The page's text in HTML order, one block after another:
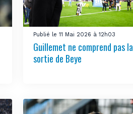
Publié le 11 Mai 2026 à 12h03
Guillemet ne comprend pas la
sortie de Beye